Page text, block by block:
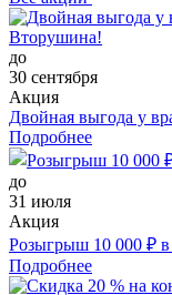
до
30 сентября
Акция
Двойная выгода у
Подробнее
до
31 июля
Акция
Розыгрыш 10 000 ₽
Подробнее